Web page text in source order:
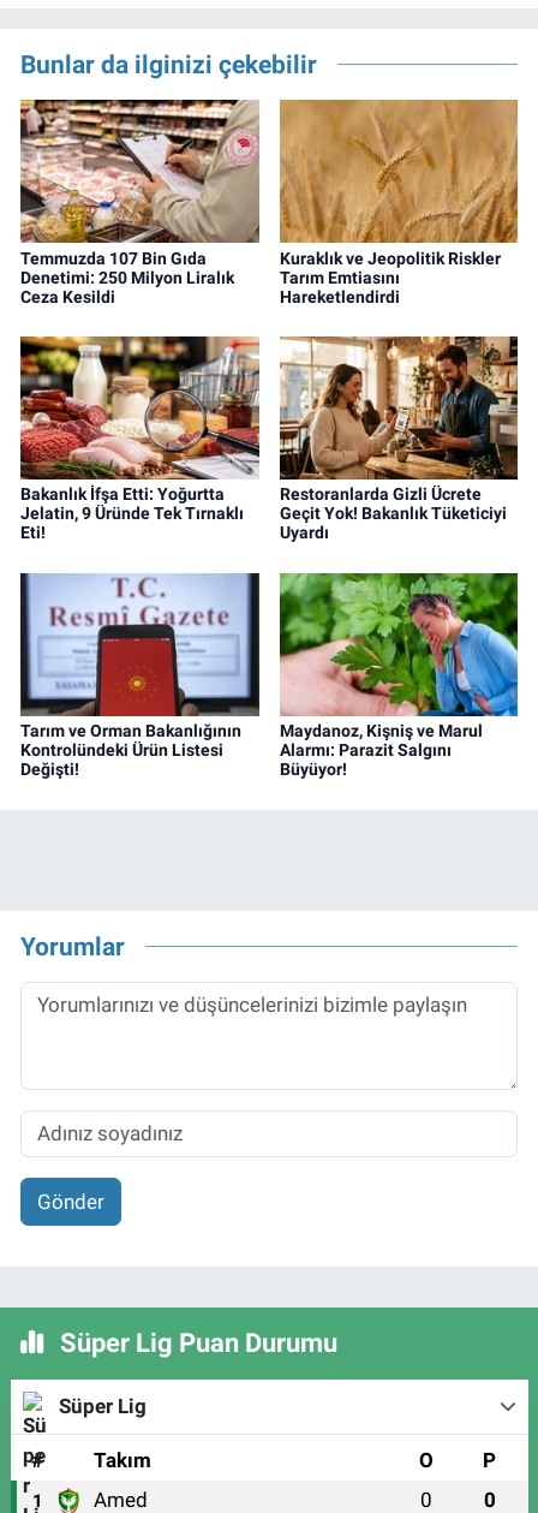
Bunlar da ilginizi çekebilir
Temmuzda 107 Bin Gıda
Denetimi: 250 Milyon Liralık
Ceza Kesildi
Kuraklık ve Jeopolitik Riskler
Tarım Emtiasını
Hareketlendirdi
Bakanlık İfşa Etti: Yoğurtta
Jelatin, 9 Üründe Tek Tırnaklı
Eti!
Restoranlarda Gizli Ücrete
Geçit Yok! Bakanlık Tüketiciyi
Uyardı
Tarım ve Orman Bakanlığının
Kontrolündeki Ürün Listesi
Değişti!
Maydanoz, Kişniş ve Marul
Alarmı: Parazit Salgını
Büyüyor!
Yorumlar
Gönder
Süper Lig Puan Durumu
Süper Lig
# Takım O P
1 Amed 0 0